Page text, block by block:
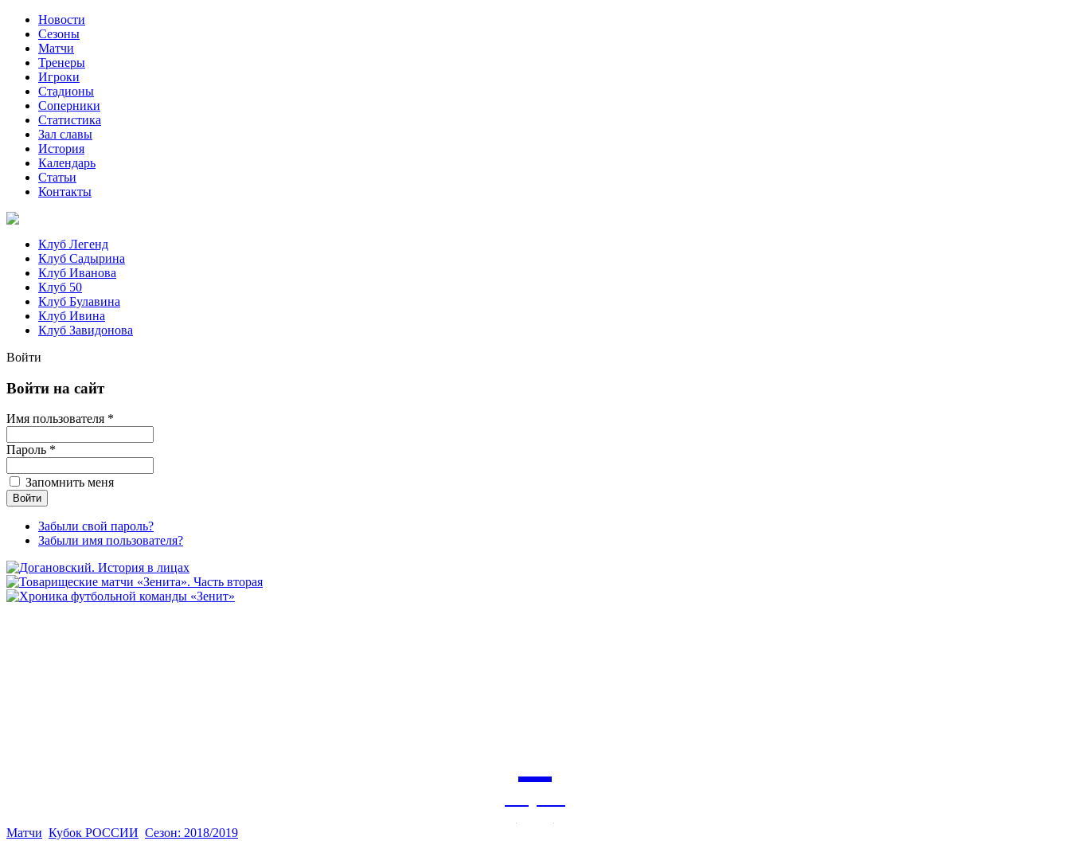
Новости
Сезоны
Матчи
Тренеры
Игроки
Стадионы
Соперники
Статистика
Зал славы
История
Календарь
Статьи
Контакты
Клуб Легенд
Клуб Садырина
Клуб Иванова
Клуб 50
Клуб Булавина
Клуб Ивина
Клуб Завидонова
Войти
Войти на сайт
Имя пользователя *
Пароль *
Запомнить меня
Забыли свой пароль?
Забыли имя пользователя?
Матчи Кубок РОССИИ Сезон: 2018/2019